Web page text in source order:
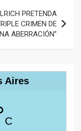
PRETENDA
CRIMEN DE
ABERRACIÓN”
Aires
C